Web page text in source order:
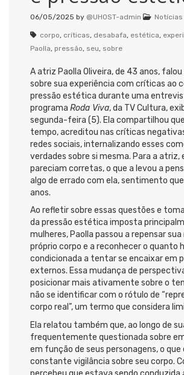
06/05/2025 by @UHOST-admin Notícias
corpo, críticas, desabafa, estética,
Paolla, pressão, seu, sobre
A atriz Paolla Oliveira, de 43 anos,
sobre sua experiência com críticas ao
pressão estética durante uma
programa Roda Viva, da TV Cultura,
segunda-feira (5). Ela compartilhou
tempo, acreditou nas críticas
redes sociais, internalizando esses
verdades sobre si mesma. Para a atriz,
pareciam corretas, o que a levou a
algo de errado com ela, sentimento
anos.
Ao refletir sobre essas questões e
da pressão estética imposta
mulheres, Paolla passou a repensar
próprio corpo e a reconhecer o quanto
condicionada a tentar se encaixar em
externos. Essa mudança de
posicionar mais ativamente sobre o
não se identificar com o rótulo de
corpo real”, um termo que considera
Ela relatou também que, ao longo de
frequentemente questionada sobre
em função de seus personagens, o que
constante vigilância sobre seu corpo.